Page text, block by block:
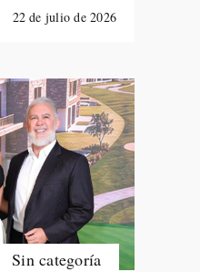
22 de julio de 2026
Sin categoría